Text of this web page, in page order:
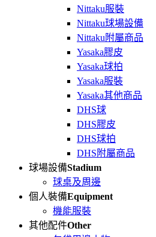
Nittaku服裝
Nittaku球場設備
Nittaku附屬商品
Yasaka膠皮
Yasaka球拍
Yasaka服裝
Yasaka其他商品
DHS球
DHS膠皮
DHS球拍
DHS附屬商品
球場設備Stadium
球桌及周邊
個人裝備Equipment
機能服裝
其他配件Other